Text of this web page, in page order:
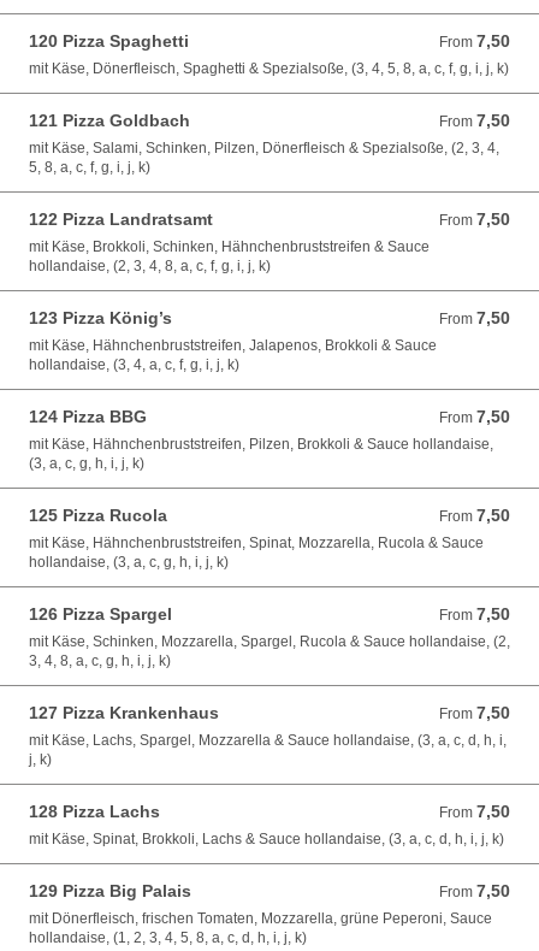
120 Pizza Spaghetti From 7,50
From 7,50 EUR
mit Käse, Dönerfleisch, Spaghetti & Spezialsoße, (3, 4, 5, 8, a, c, f, g, i, j, k)
121 Pizza Goldbach From 7,50
From 7,50 EUR
mit Käse, Salami, Schinken, Pilzen, Dönerfleisch & Spezialsoße, (2, 3, 4,
5, 8, a, c, f, g, i, j, k)
122 Pizza Landratsamt From 7,50
From 7,50 EUR
mit Käse, Brokkoli, Schinken, Hähnchenbruststreifen & Sauce
hollandaise, (2, 3, 4, 8, a, c, f, g, i, j, k)
123 Pizza König’s From 7,50
From 7,50 EUR
mit Käse, Hähnchenbruststreifen, Jalapenos, Brokkoli & Sauce
hollandaise, (3, 4, a, c, f, g, i, j, k)
124 Pizza BBG From 7,50
From 7,50 EUR
mit Käse, Hähnchenbruststreifen, Pilzen, Brokkoli & Sauce hollandaise,
(3, a, c, g, h, i, j, k)
125 Pizza Rucola From 7,50
From 7,50 EUR
mit Käse, Hähnchenbruststreifen, Spinat, Mozzarella, Rucola & Sauce
hollandaise, (3, a, c, g, h, i, j, k)
126 Pizza Spargel From 7,50
From 7,50 EUR
mit Käse, Schinken, Mozzarella, Spargel, Rucola & Sauce hollandaise, (2,
3, 4, 8, a, c, g, h, i, j, k)
127 Pizza Krankenhaus From 7,50
From 7,50 EUR
mit Käse, Lachs, Spargel, Mozzarella & Sauce hollandaise, (3, a, c, d, h, i,
j, k)
128 Pizza Lachs From 7,50
From 7,50 EUR
mit Käse, Spinat, Brokkoli, Lachs & Sauce hollandaise, (3, a, c, d, h, i, j, k)
129 Pizza Big Palais From 7,50
From 7,50 EUR
mit Dönerfleisch, frischen Tomaten, Mozzarella, grüne Peperoni, Sauce
hollandaise, (1, 2, 3, 4, 5, 8, a, c, d, h, i, j, k)